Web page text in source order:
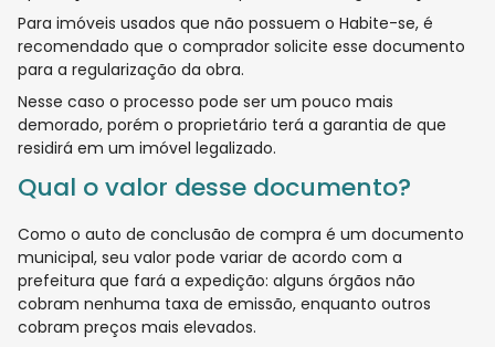
Para imóveis usados que não possuem o Habite-se, é
recomendado que o comprador solicite esse documento
para a regularização da obra.
Nesse caso o processo pode ser um pouco mais
demorado, porém o proprietário terá a garantia de que
residirá em um imóvel legalizado.
Qual o valor desse documento?
Como o auto de conclusão de compra é um documento
municipal, seu valor pode variar de acordo com a
prefeitura que fará a expedição: alguns órgãos não
cobram nenhuma taxa de emissão, enquanto outros
cobram preços mais elevados.